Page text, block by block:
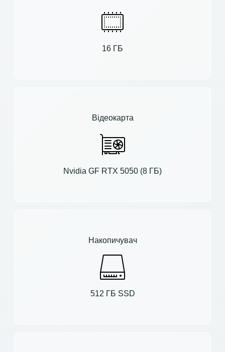
16 ГБ
Відеокарта
Nvidia GF RTX 5050 (8 ГБ)
Накопичувач
512 ГБ SSD